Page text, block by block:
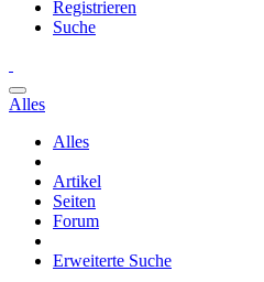
Registrieren
Suche
Alles
Alles
Artikel
Seiten
Forum
Erweiterte Suche